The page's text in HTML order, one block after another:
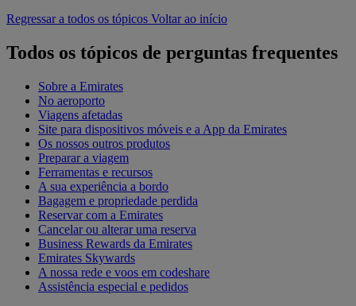
Regressar a todos os tópicos Voltar ao início
Todos os tópicos de perguntas frequentes
Sobre a Emirates
No aeroporto
Viagens afetadas
Site para dispositivos móveis e a App da Emirates
Os nossos outros produtos
Preparar a viagem
Ferramentas e recursos
A sua experiência a bordo
Bagagem e propriedade perdida
Reservar com a Emirates
Cancelar ou alterar uma reserva
Business Rewards da Emirates
Emirates Skywards
A nossa rede e voos em codeshare
Assistência especial e pedidos